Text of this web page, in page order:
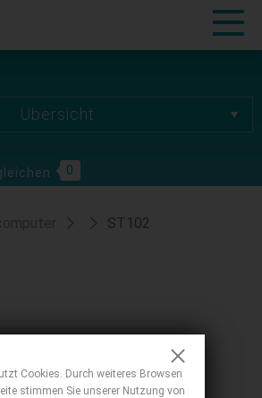
Übersicht
Übersicht
Download
0
ST102
Cookies. Durch weiteres Browsen
stimmen Sie unserer Nutzung von